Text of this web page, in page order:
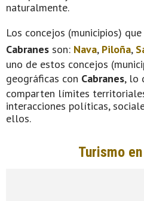
naturalmente.
Los concejos (municipios)
Cabranes son: Nava, Piloña,
uno de estos concejos
geográficas con Cabranes, lo
comparten límites
interacciones políticas,
ellos.